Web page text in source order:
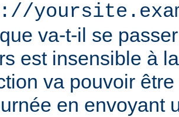
va-t-il se
est insensible à
va pouvoir
en envoyant